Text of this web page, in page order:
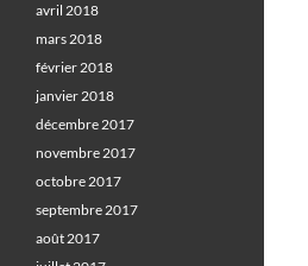
avril 2018
mars 2018
février 2018
janvier 2018
décembre 2017
novembre 2017
octobre 2017
septembre 2017
août 2017